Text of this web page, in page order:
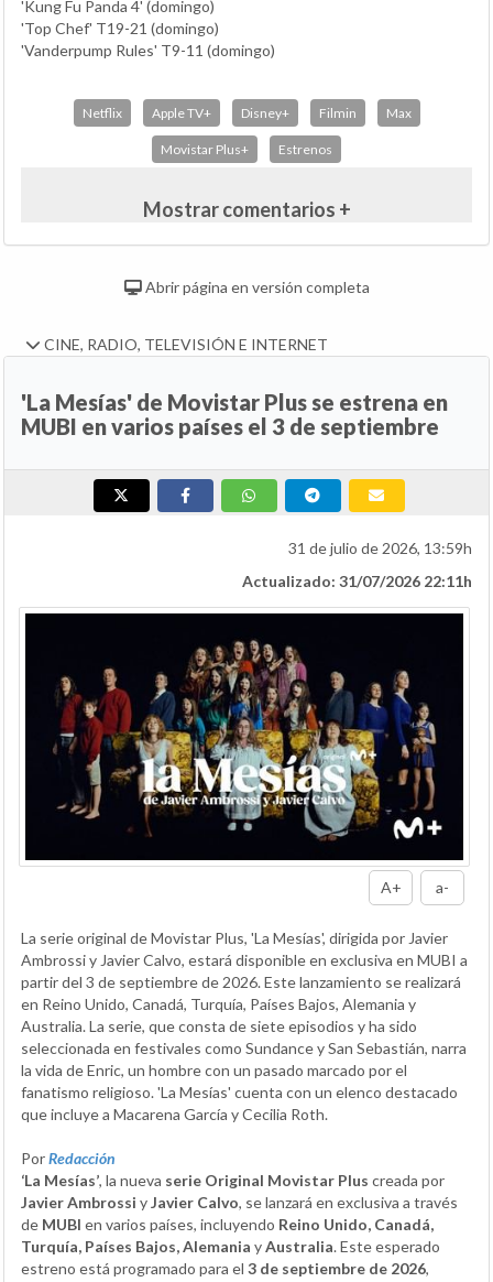
'Kung Fu Panda 4' (domingo)
'Top Chef' T19-21 (domingo)
'Vanderpump Rules' T9-11 (domingo)
Netflix Apple TV+ Disney+ Filmin Max
Movistar Plus+ Estrenos
Mostrar comentarios +
Abrir página en versión completa
CINE, RADIO, TELEVISIÓN E INTERNET
'La Mesías' de Movistar Plus se estrena en
MUBI en varios países el 3 de septiembre
31 de julio de 2026, 13:59h
Actualizado: 31/07/2026 22:11h
A+ a-
La serie original de Movistar Plus, 'La Mesías', dirigida por Javier
Ambrossi y Javier Calvo, estará disponible en exclusiva en MUBI a
partir del 3 de septiembre de 2026. Este lanzamiento se realizará
en Reino Unido, Canadá, Turquía, Países Bajos, Alemania y
Australia. La serie, que consta de siete episodios y ha sido
seleccionada en festivales como Sundance y San Sebastián, narra
la vida de Enric, un hombre con un pasado marcado por el
fanatismo religioso. 'La Mesías' cuenta con un elenco destacado
que incluye a Macarena García y Cecilia Roth.
PorRedacción
‘La Mesías’, la nueva serie Original Movistar Plus creada por
Javier Ambrossi yJavier Calvo, se lanzará en exclusiva a través
de MUBI en varios países, incluyendo Reino Unido, Canadá,
Turquía, Países Bajos, Alemania yAustralia. Este esperado
estreno está programado para el 3 de septiembre de 2026,